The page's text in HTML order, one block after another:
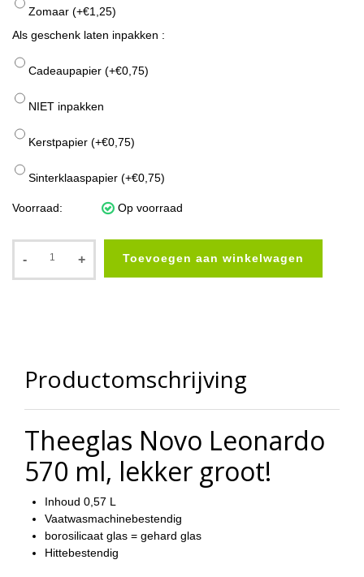
Zomaar (+€1,25)
Als geschenk laten inpakken :
Cadeaupapier (+€0,75)
NIET inpakken
Kerstpapier (+€0,75)
Sinterklaaspapier (+€0,75)
Voorraad: Op voorraad
- + Toevoegen aan winkelwagen
Productomschrijving
Theeglas Novo Leonardo
570 ml, lekker groot!
Inhoud 0,57 L
Vaatwasmachinebestendig
borosilicaat glas = gehard glas
Hittebestendig